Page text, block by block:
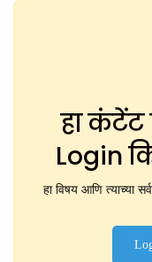
हा कंटेंट
Login
हा विषय आणि त्याच्या